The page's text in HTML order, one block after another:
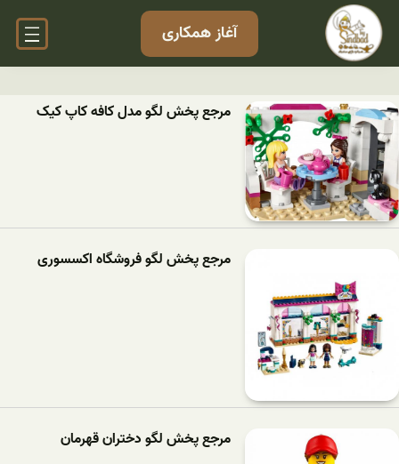
آغاز همکاری
مرجع پخش لگو مدل کافه کاپ کیک
مرجع پخش لگو فروشگاه اکسسوری
مرجع پخش لگو دختران قهرمان